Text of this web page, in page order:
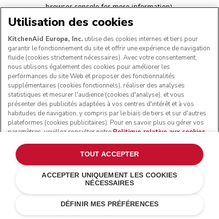
browser console for more information).
Utilisation des cookies
KitchenAid Europa, Inc. utilise des cookies internes et tiers pour
garantir le fonctionnement du site et offrir une expérience de navigation
fluide (cookies strictement nécessaires). Avec votre consentement,
nous utilisons également des cookies pour améliorer les
performances du site Web et proposer des fonctionnalités
supplémentaires (cookies fonctionnels), réaliser des analyses
statistiques et mesurer l'audience (cookies d'analyse), et vous
présenter des publicités adaptées à vos centres d'intérêt et à vos
habitudes de navigation, y compris par le biais de tiers et sur d'autres
plateformes (cookies publicitaires). Pour en savoir plus ou gérer vos
paramètres, veuillez consulter notre Politique relative aux cookies
collectées via les cookies, veuillez consulter notre
confidentialité
DÉFINIR MES PRÉFÉRENCES
ACCEPTER UNIQUEMENT LES COOKIES
NÉCESSAIRES
TOUT ACCEPTER